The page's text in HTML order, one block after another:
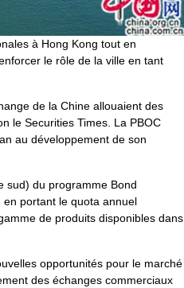
à Hong Kong tout en
le rôle de la ville en tant
de la Chine allouaient des
le Securities Times. La PBOC
au développement de son
sud) du programme Bond
en portant le quota annuel
de produits disponibles dans
opportunités pour le marché
des échanges commerciaux